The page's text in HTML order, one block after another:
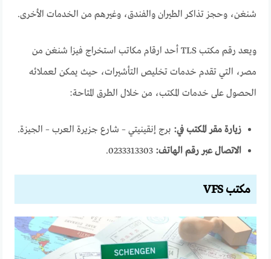
شنغن، وحجز تذاكر الطيران والفندق، وغيرهم من الخدمات الأخرى.
ويعد رقم مكتب TLS أحد ارقام مكاتب استخراج فيزا شنغن من
مصر، التي تقدم خدمات تخليص التأشيرات، حيث يمكن لعملائه
الحصول على خدمات المكتب، من خلال الطرق المتاحة:
زيارة مقر المكتب في: برج إنقينيتي – شارع جزيرة العرب – الجيزة.
الاتصال عبر رقم الهاتف: 0233313303.
مكتبVFS